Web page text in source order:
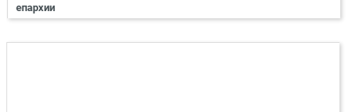
епархии